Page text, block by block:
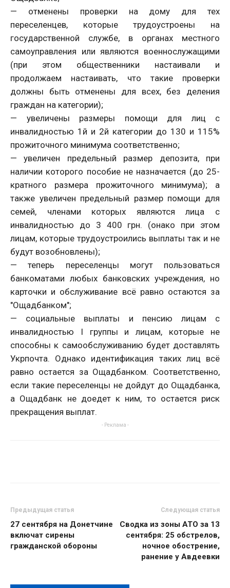
— отменены проверки на дому для тех
переселенцев, которые трудоустроены на
государственной службе, в органах местного
самоуправления или являются военнослужащими
(при этом общественники настаивали и
продолжаем настаивать, что такие проверки
должны быть отменены для всех, без деления
граждан на категории);
— увеличены размеры помощи для лиц с
инвалидностью 1й и 2й категории до 130 и 115%
прожиточного минимума соответственно;
— увеличен предельный размер депозита, при
наличии которого пособие не назначается (до 25-
кратного размера прожиточного минимума); а
также увеличен предельный размер помощи для
семей, членами которых являются лица с
инвалидностью до 3 400 грн. (онако при этом
лицам, которые трудоустроились выплаты так и не
будут возобновлены);
— теперь переселенцы могут пользоваться
банкоматами любых банковских учреждения, но
карточки и обслуживание всё равно остаются за
"Ощадбанком";
— социальные выплаты и пенсию лицам с
инвалидностью I группы и лицам, которые не
способны к самообслуживанию будет доставлять
Укрпочта. Однако идентификация таких лиц всё
равно остается за Ощадбанком. Соответственно,
если такие переселенцы не дойдут до Ощадбанка,
а Ощадбанк не доедет к ним, то остается риск
прекращения выплат.
- Реклама -
Предыдущая статья
27 сентября на Донетчине
включат сирены
гражданской обороны
Следующая статья
Сводка из зоны АТО за 13
сентября: 25 обстрелов,
ночное обострение,
ранение у Авдеевки